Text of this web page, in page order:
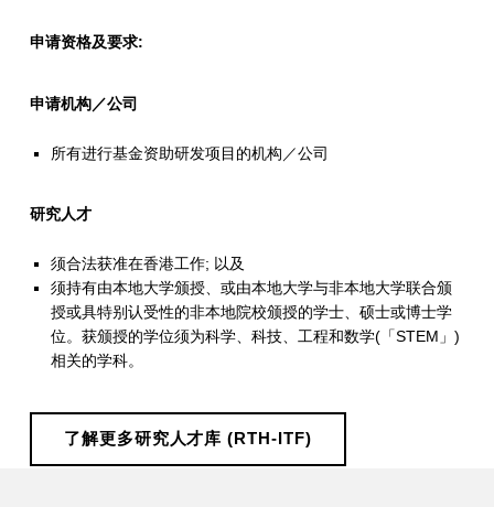
用
于
创
新
及
科
技
基
金
资
助
申请资格及要求:
申请机构／公司
所有进行基金资助研发项目的机构／公司
研究人才
须合法获准在香港工作; 以及
须持有由本地大学颁授、或由本地大学与非本地大学联合颁
授或具特别认受性的非本地院校颁授的学士、硕士或博士学
位。获颁授的学位须为科学、科技、工程和数学(「STEM」)
相关的学科。
了解更多研究人才库 (RTH-ITF)
Skip back to main navigation